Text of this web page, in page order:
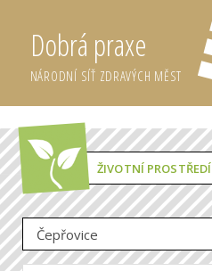
Dobrá praxe
NÁRODNÍ SÍŤ ZDRAVÝCH MĚST
ŽIVOTNÍ PROSTŘEDÍ
Čepřovice